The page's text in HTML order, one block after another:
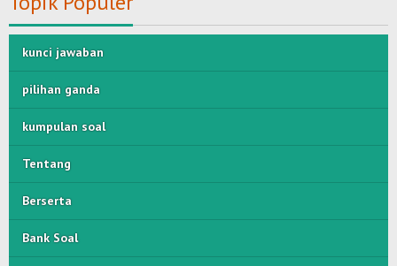
kunci jawaban
pilihan ganda
kumpulan soal
Tentang
Berserta
Bank Soal